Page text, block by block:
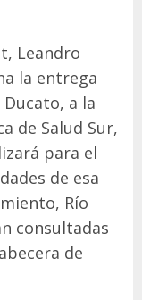
Leandro
la entrega
a la
de Salud Sur,
para el
de esa
Río
consultadas
de